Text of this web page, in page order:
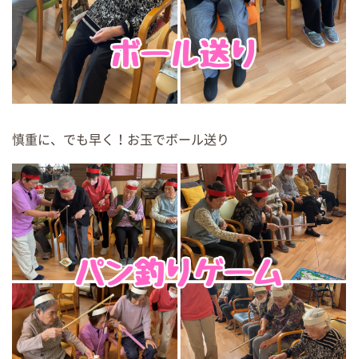
慎重に、でも早く！お玉でボール送り